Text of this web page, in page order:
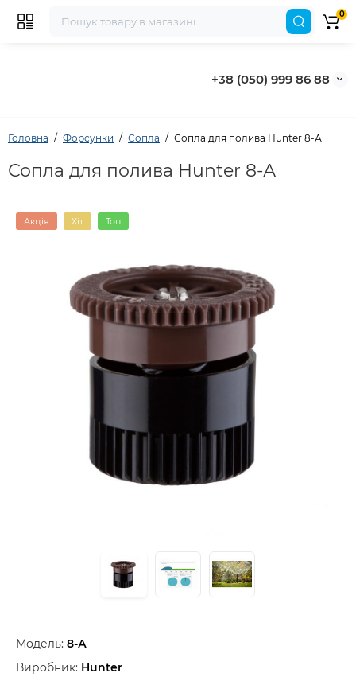
+38 (050) 999 86 88
0
Головна Форсунки Сопла Сопла для полива Hunter 8-А
Сопла для полива Hunter 8-А
Акція Хіт Топ
Модель: 8-А
Виробник: Hunter